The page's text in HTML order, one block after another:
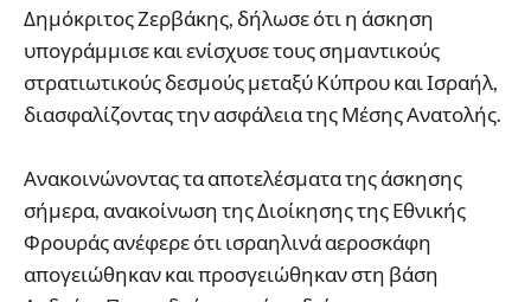
Δημόκριτος Ζερβάκης, δήλωσε ότι η άσκηση
υπογράμμισε και ενίσχυσε τους σημαντικούς
στρατιωτικούς δεσμούς μεταξύ Κύπρου και Ισραήλ,
διασφαλίζοντας την ασφάλεια της Μέσης Ανατολής.
Ανακοινώνοντας τα αποτελέσματα της άσκησης
σήμερα, ανακοίνωση της Διοίκησης της Εθνικής
Φρουράς ανέφερε ότι ισραηλινά αεροσκάφη
απογειώθηκαν και προσγειώθηκαν στη βάση